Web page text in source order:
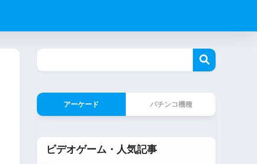
アーケード パチンコ機種
ビデオゲーム・人気記事